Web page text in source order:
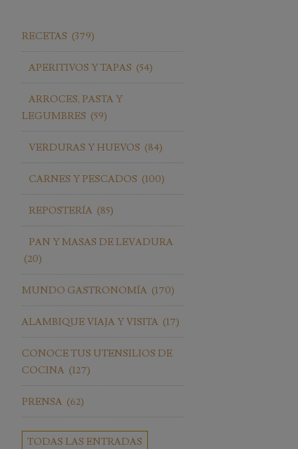
RECETAS (379)
APERITIVOS Y TAPAS (54)
ARROCES, PASTA Y
LEGUMBRES (59)
VERDURAS Y HUEVOS (84)
CARNES Y PESCADOS (100)
REPOSTERÍA (85)
PAN Y MASAS DE LEVADURA
(20)
MUNDO GASTRONOMÍA (170)
ALAMBIQUE VIAJA Y VISITA (17)
CONOCE TUS UTENSILIOS DE
COCINA (127)
PRENSA (62)
TODAS LAS ENTRADAS